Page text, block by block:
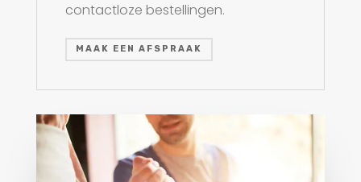
contactloze bestellingen.
MAAK EEN AFSPRAAK